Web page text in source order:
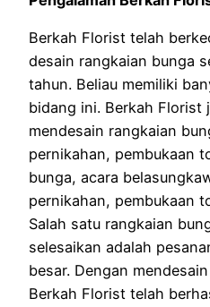
Berkah Florist telah
desain rangkaian bunga
tahun. Beliau memiliki
bidang ini. Berkah Florist
mendesain rangkaian
pernikahan, pembukaan
bunga, acara
pernikahan, pembukaan
Salah satu rangkaian
selesaikan adalah
besar. Dengan
Berkah Florist telah